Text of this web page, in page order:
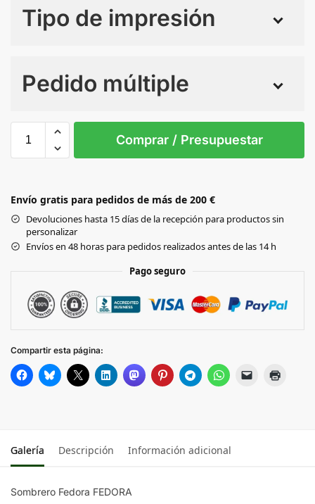
Tipo de impresión
Pedido múltiple
Black
Comprar / Presupuestar
Envío gratis para pedidos de más de 200 €
Devoluciones hasta 15 días de la recepción para productos sin
personalizar
Envíos en 48 horas para pedidos realizados antes de las 14 h
Pago seguro
Compartir esta página:
Galería Descripción Información adicional
Sombrero Fedora FEDORA